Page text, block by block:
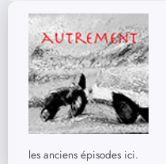
les anciens épisodes ici.